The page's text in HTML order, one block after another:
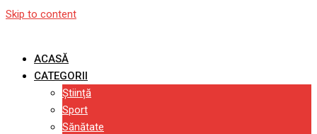
Skip to content
ACASĂ
CATEGORII
Știință
Sport
Sănătate